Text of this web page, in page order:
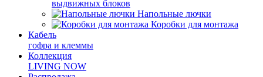
выдвижных блоков
Напольные лючки
Коробки для монтажа
Кабель
гофра и клеммы
Коллекция
LIVING NOW